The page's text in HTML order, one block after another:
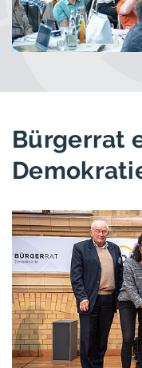
Bürgerrat